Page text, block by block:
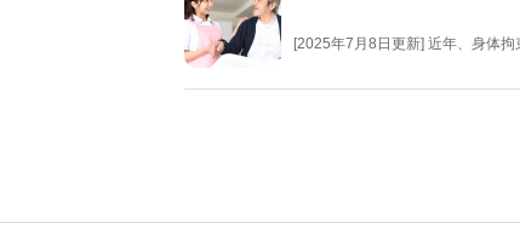
[2025年7月8日更新] 近年、身体
の発言も、利用者さんの行動を